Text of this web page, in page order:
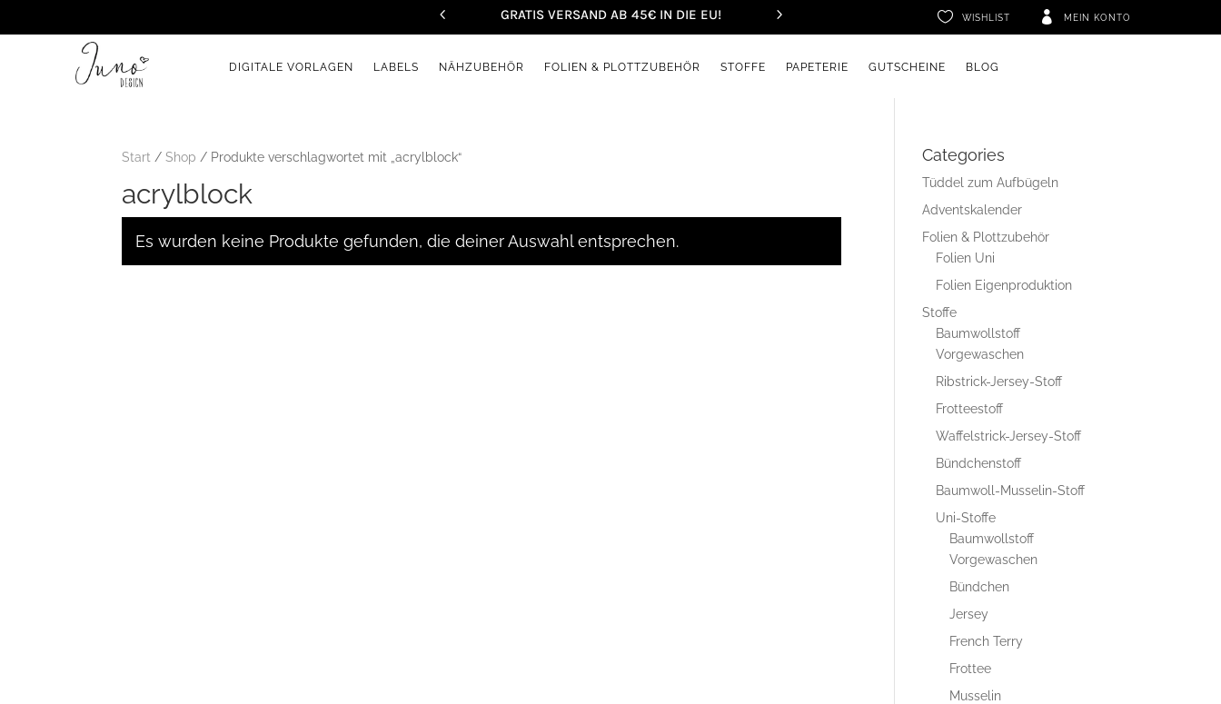
GRATIS VERSAND AB 45€ IN DIE EU!  WISHLIST  MEIN KONTO
DIGITALE VORLAGEN LABELS NÄHZUBEHÖR FOLIEN & PLOTTZUBEHÖR STOFFE PAPETERIE GUTSCHEINE BLOG
Start /Shop / Produkte verschlagwortet mit „acrylblock“
acrylblock
Es wurden keine Produkte gefunden, die deiner Auswahl entsprechen.
Categories
Tüddel zum Aufbügeln
Adventskalender
Folien & Plottzubehör
Folien Uni
Folien Eigenproduktion
Stoffe
Baumwollstoff
Vorgewaschen
Ribstrick-Jersey-Stoff
Frotteestoff
Waffelstrick-Jersey-Stoff
Bündchenstoff
Baumwoll-Musselin-Stoff
Uni-Stoffe
Baumwollstoff
Vorgewaschen
Bündchen
Jersey
French Terry
Frottee
Musselin